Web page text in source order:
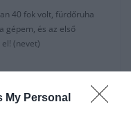
My Personal
40 fok volt, fürdőruha
gépem, és az első
(nevet)